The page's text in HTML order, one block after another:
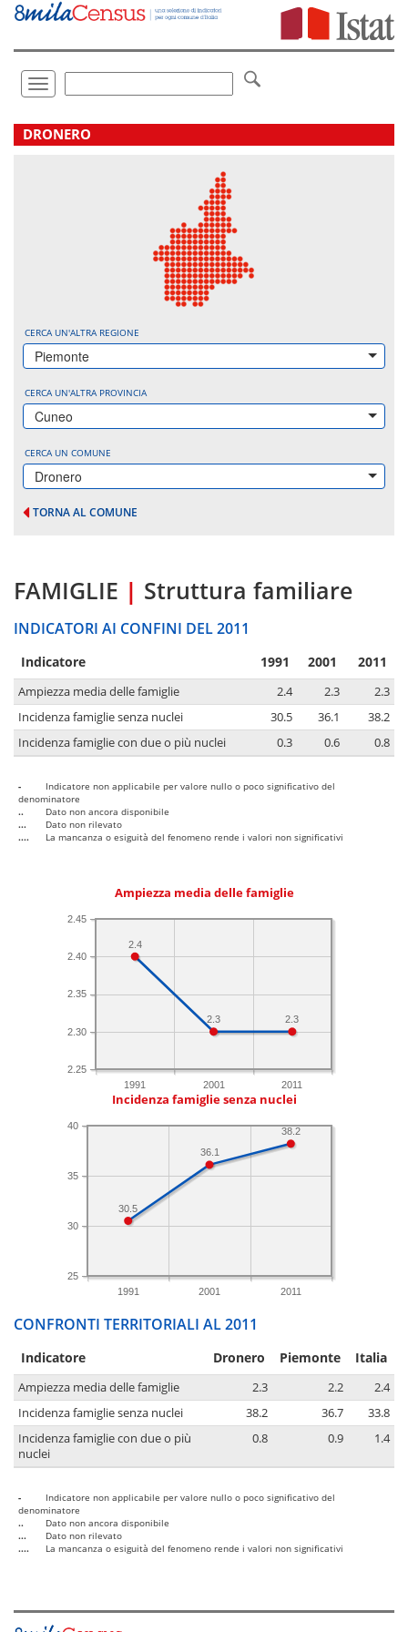
Vai
direttamente
Toggle
navigation
.
DRONERO
CERCA UN'ALTRA REGIONE
Piemonte
CERCA UN'ALTRA PROVINCIA
Cuneo
CERCA UN COMUNE
Dronero
TORNA AL COMUNE
FAMIGLIE | Struttura familiare
INDICATORI AI CONFINI DEL 2011
Indicatore 1991 2001 2011
Ampiezza media delle famiglie 2.4 2.3
2.3
Incidenza famiglie senza nuclei
30.5 36.1
38.2
Incidenza famiglie con due o più nuclei
0.3 0.6 0.8
-
Indicatore non applicabile per valore nullo o poco significativo del
denominatore
..
Dato non ancora disponibile
...
Dato non rilevato
....
La mancanza o esiguità del fenomeno rende i valori non significativi
Ampiezza media delle famiglie
1991 2001 2011
2.25
2.30
2.35
2.40
2.45
2.3
2.3
2.4
Incidenza famiglie senza nuclei
1991 2001 2011
25
30
35
40
38.2
36.1
30.5
CONFRONTI TERRITORIALI AL 2011
Indicatore Dronero Piemonte Italia
Ampiezza media delle famiglie 2.3 2.2
2.4
Incidenza famiglie senza nuclei
38.2 36.7
33.8
Incidenza famiglie con due o più
nuclei
0.8 0.9 1.4
-
Indicatore non applicabile per valore nullo o poco significativo del
denominatore
..
Dato non ancora disponibile
...
Dato non rilevato
....
La mancanza o esiguità del fenomeno rende i valori non significativi